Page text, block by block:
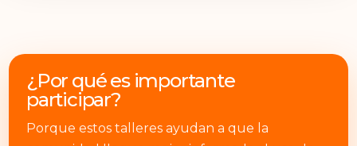
¿Por qué es importante
participar?
Porque estos talleres ayudan a que la